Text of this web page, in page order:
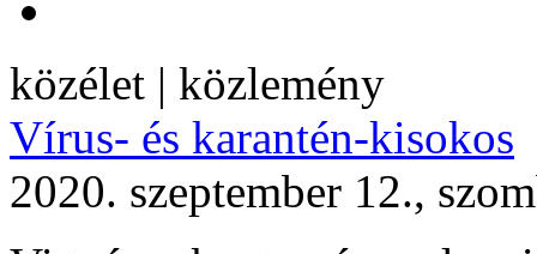
közélet | közlemény
Vírus- és karantén-kisokos
2020. szeptember 12.,